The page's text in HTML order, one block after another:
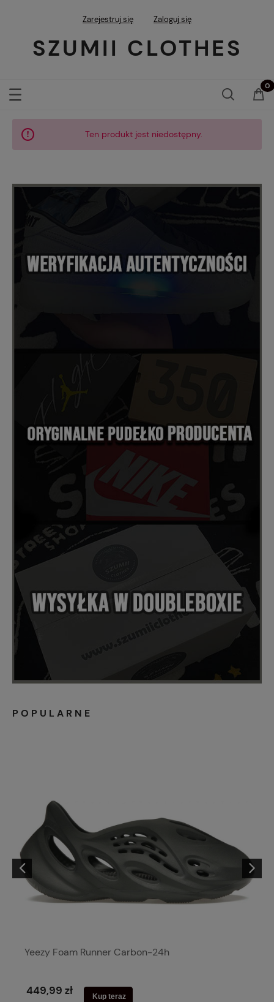
Zarejestruj się Zaloguj się
SZUMII CLOTHES
Ten produkt jest niedostępny.
POPULARNE
Yeezy Foam Runner Carbon-24h
449,99 zł Kup teraz